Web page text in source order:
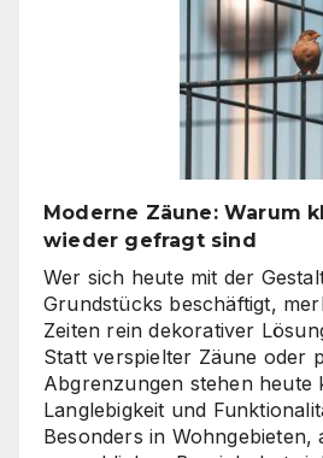
Inhouse-
Produktion?
finden
Unternehmen
Weg
zu
skalierbarem
Video-
Content
Moderne Zäune: Warum
wieder gefragt sind
Wer sich heute mit der
Grundstücks beschäftigt,
Zeiten rein dekorativer
Statt verspielter Zäune oder
Abgrenzungen stehen heute
Langlebigkeit und
Besonders in Wohngebieten,